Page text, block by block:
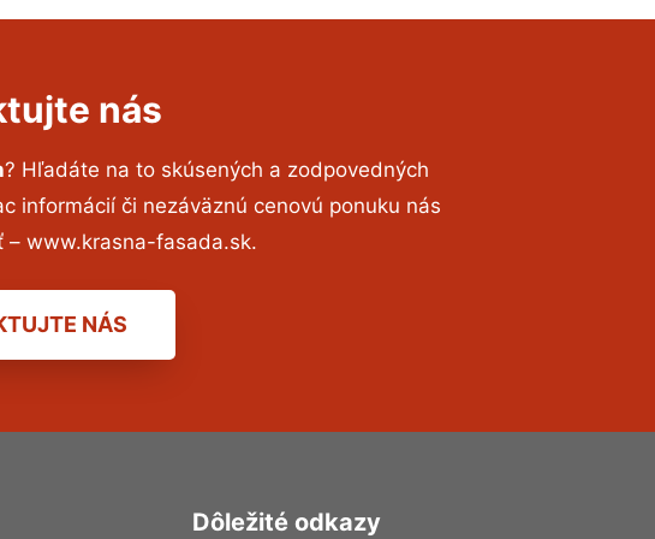
nás
? Hľadáte na to skúsených a zodpovedných
informácií či nezáväznú cenovú ponuku nás
– www.krasna-fasada.sk.
NÁS
Dôležité odkazy